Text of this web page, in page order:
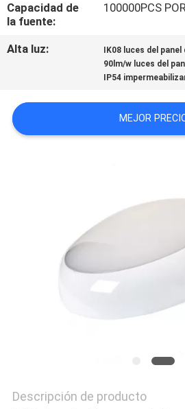
NOTICIAS
SHOPPING
ON-
Capacidad de
la fuente:
100000PCS
Alta luz: IK08 luces del
90lm/w luces del
IP54
MEJOR
Descripción de producto